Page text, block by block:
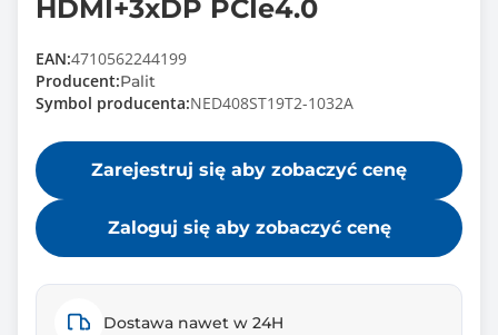
HDMI+3xDP PCIe4.0
EAN:4710562244199
Producent:Palit
Symbol producenta:NED408ST19T2-1032A
Zarejestruj się aby zobaczyć cenę
Zaloguj się aby zobaczyć cenę
Dostawa nawet w 24H